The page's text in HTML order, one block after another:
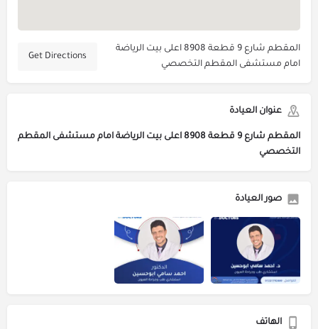
المقطم شارع 9 قطعة 8908 اعلى بيت الرياضة
امام مستشفى المقطم التخصصي
Get Directions
عنوان العيادة
المقطم شارع 9 قطعة 8908 اعلى بيت الرياضة امام مستشفى المقطم
التخصصي
صور العيادة
الهاتف